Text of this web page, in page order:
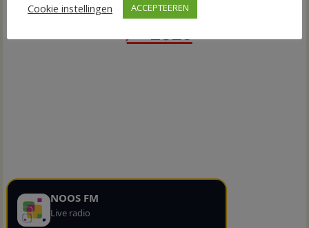
NOOS FM
Live radio
Cookie instellingen
ACCEPTEEREN